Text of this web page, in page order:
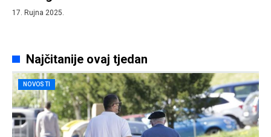
17. Rujna 2025.
Najčitanije ovaj tjedan
NOVOSTI